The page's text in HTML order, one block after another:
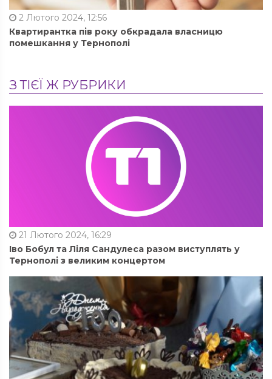
2 Лютого 2024, 12:56
Квартирантка пів року обкрадала власницю
помешкання у Тернополі
З ТІЄЇ Ж РУБРИКИ
21 Лютого 2024, 16:29
Іво Бобул та Ліля Сандулеса разом виступлять у
Тернополі з великим концертом